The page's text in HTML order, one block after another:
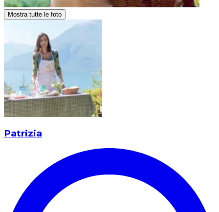
Mostra tutte le foto
Patrizia